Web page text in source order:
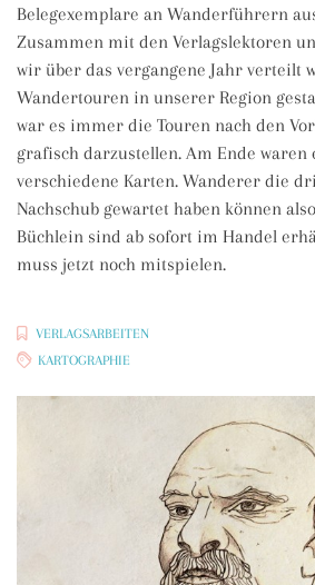
Belegexemplare an Wanderführern
Zusammen mit den Verlagslektoren
wir über das vergangene Jahr verteilt
Wandertouren in unserer Region
war es immer die Touren nach den
grafisch darzustellen. Am Ende waren
verschiedene Karten. Wanderer die
Nachschub gewartet haben können
Büchlein sind ab sofort im Handel
muss jetzt noch mitspielen.
VERLAGSARBEITEN
KARTOGRAPHIE